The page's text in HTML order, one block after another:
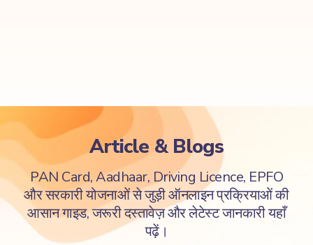
Article & Blogs
PAN Card, Aadhaar, Driving Licence, EPFO
और सरकारी योजनाओं से जुड़ी ऑनलाइन प्रक्रियाओं की
आसान गाइड, जरूरी दस्तावेज़ और लेटेस्ट जानकारी यहाँ
पढ़ें।